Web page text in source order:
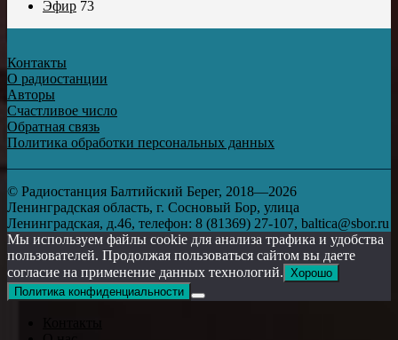
Эфир 73
Контакты
О радиостанции
Авторы
Счастливое число
Обратная связь
Политика обработки персональных данных
© Радиостанция Балтийский Берег, 2018—2026
Ленинградская область, г. Сосновый Бор, улица
Ленинградская, д.46, телефон: 8 (81369) 27-107, baltica@sbor.ru
Мы используем файлы cookie для анализа трафика и удобства
пользователей. Продолжая пользоваться сайтом вы даете
согласие на применение данных технологий. Хорошо
Политика конфиденциальности